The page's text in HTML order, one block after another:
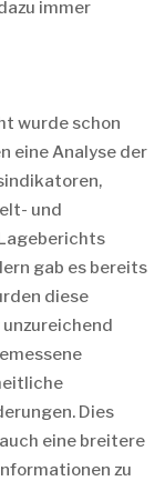
immer
wurde schon
eine Analyse der
und
gab es bereits
diese
Dies
eine breitere
zu